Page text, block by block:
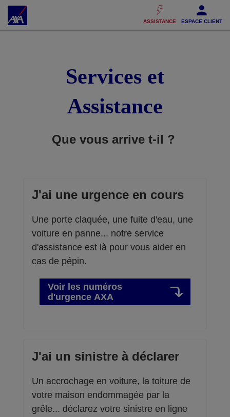
Accéder au Contenu Accéder au Pied de page
ASSISTANCE ESPACE CLIENT
Services et
Assistance
Que vous arrive t-il ?
J'ai une urgence en cours
Une porte claquée, une fuite d'eau, une
voiture en panne... notre service
d'assistance est là pour vous aider en
cas de pépin.
Voir les numéros
d'urgence AXA
J'ai un sinistre à déclarer
Un accrochage en voiture, la toiture de
votre maison endommagée par la
grêle... déclarez votre sinistre en ligne